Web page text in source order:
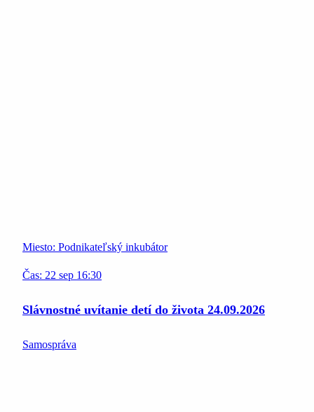
Miesto: Podnikateľský inkubátor
Čas: 22 sep 16:30
Slávnostné uvítanie detí do života 24.09.2026
Samospráva